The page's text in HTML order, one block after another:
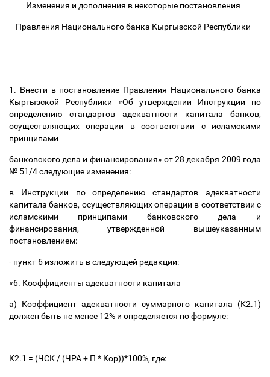
Изменения и дополнения в некоторые постановления
Правления Национального банка Кыргызской Республики
1. Внести в постановление Правления Национального банка
Кыргызской Республики «Об утверждении Инструкции по
определению стандартов адекватности капитала банков,
осуществляющих операции в соответствии с исламскими
принципами
банковского дела и финансирования» от 28 декабря 2009 года
№ 51/4 следующие изменения:
в Инструкции по определению стандартов адекватности
капитала банков, осуществляющих операции в соответствии с
исламскими принципами банковского дела и
финансирования, утвержденной вышеуказанным
постановлением:
- пункт 6 изложить в следующей редакции:
«6. Коэффициенты адекватности капитала
а) Коэффициент адекватности суммарного капитала (К2.1)
должен быть не менее 12% и определяется по формуле:
К2.1 = (ЧСК / (ЧРА + П * Кор))*100%, где: